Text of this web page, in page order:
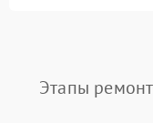
Этапы